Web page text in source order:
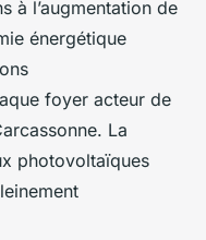
à l’augmentation de
énergétique
foyer acteur de
La
photovoltaïques